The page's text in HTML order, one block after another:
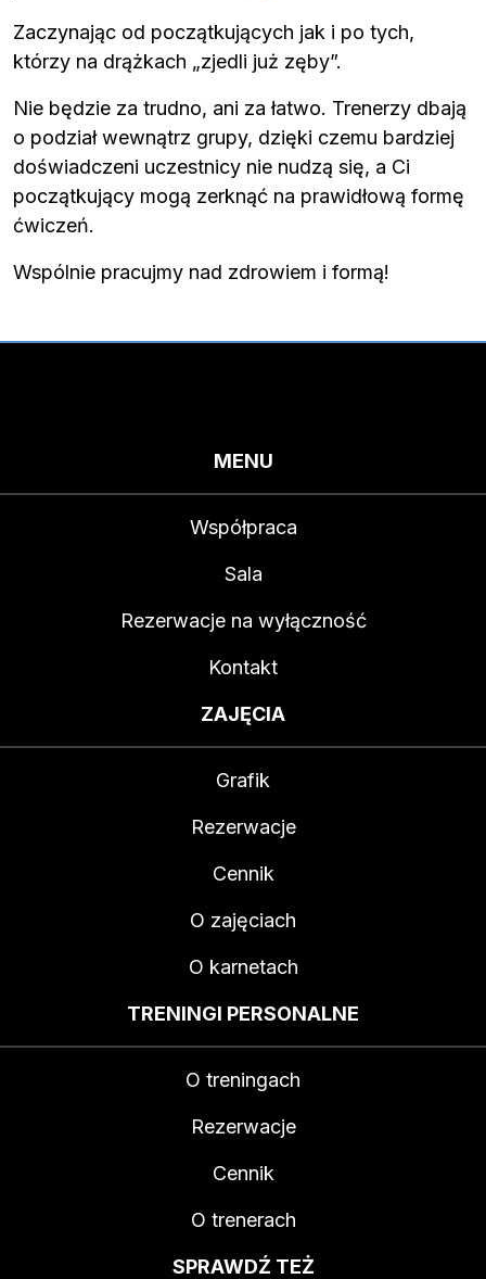
Zaczynając od początkujących jak i po tych,
którzy na drążkach „zjedli już zęby”.
Nie będzie za trudno, ani za łatwo. Trenerzy dbają
o podział wewnątrz grupy, dzięki czemu bardziej
doświadczeni uczestnicy nie nudzą się, a Ci
początkujący mogą zerknąć na prawidłową formę
ćwiczeń.
Wspólnie pracujmy nad zdrowiem i formą!
MENU
Współpraca
Sala
Rezerwacje na wyłączność
Kontakt
ZAJĘCIA
Grafik
Rezerwacje
Cennik
O zajęciach
O karnetach
TRENINGI PERSONALNE
O treningach
Rezerwacje
Cennik
O trenerach
SPRAWDŹ TEŻ